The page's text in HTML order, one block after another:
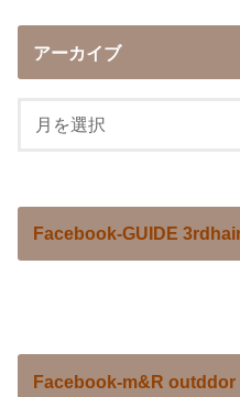
アーカイブ
Facebook-GUIDE
Facebook-m&R outddor